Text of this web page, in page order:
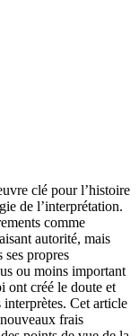
clé pour l’histoire
de l’interprétation.
comme
autorité, mais
ses propres
ou moins important
ont créé le doute et
Cet article
frais